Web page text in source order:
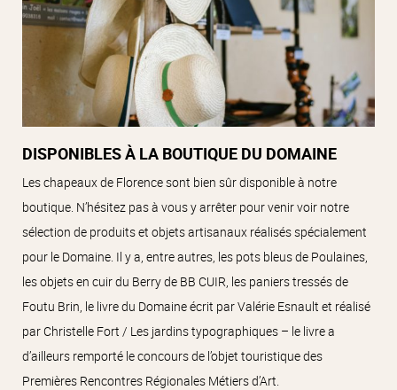
DISPONIBLES À LA BOUTIQUE DU DOMAINE
Les chapeaux de Florence sont bien sûr disponible à notre
boutique. N’hésitez pas à vous y arrêter pour venir voir notre
sélection de produits et objets artisanaux réalisés spécialement
pour le Domaine. Il y a, entre autres, les pots bleus de Poulaines,
les objets en cuir du Berry de BB CUIR, les paniers tressés de
Foutu Brin, le livre du Domaine écrit par Valérie Esnault et réalisé
par Christelle Fort / Les jardins typographiques – le livre a
d’ailleurs remporté le concours de l’objet touristique des
Premières Rencontres Régionales Métiers d’Art.